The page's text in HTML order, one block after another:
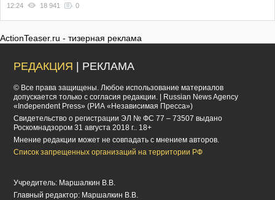
12:24 18 941 0
ActionTeaser.ru - тизерная реклама
РЕДАКЦИЯ | РЕКЛАМА
© Все права защищены. Любое использование материалов
допускается только с согласия редакции. | Russian News Agency
«Independent Press» (РИА «Независимая Пресса»)
Cвидетельство о регистрации ЭЛ № ФС 77 – 73507 выдано
Роскомнадзором 31 августа 2018 г.. 18+
Мнение редакции может не совпадать с мнением авторов.
Список запрещенных организаций на территории РФ
Учредитель: Маршалкин В.В.
Главный редактор: Маршалкин В.В.